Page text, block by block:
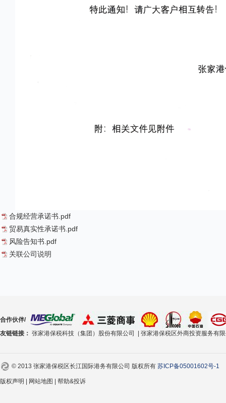
合规经营承诺书.pdf
贸易真实性承诺书.pdf
风险告知书.pdf
关联公司说明
合作伙伴/
友链链接： 张家港保税科技（集团）股份有限公司 | 张家港保税区外商投资服务有
© 2013 张家港保税区长江国际港务有限公司 版权所有 苏ICP备05001602号-1
版权声明 | 网站地图 | 帮助&投诉